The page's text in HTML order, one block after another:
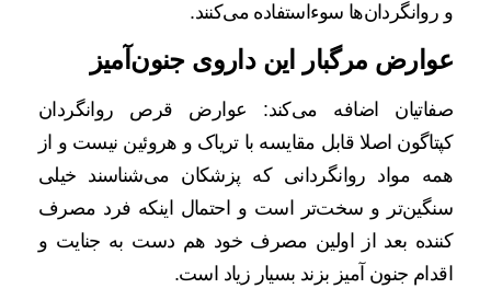
و روانگردان‌ها سوءاستفاده می‌کنند.
عوارض مرگبار این داروی جنون‌آمیز
صفاتیان اضافه می‌کند: عوارض قرص روانگردان
کپتاگون اصلا قابل مقایسه با تریاک و هروئین نیست و از
همه مواد روانگردانی که پزشکان می‌شناسند خیلی
سنگین‌تر و سخت‌تر است و احتمال اینکه فرد مصرف
کننده بعد از اولین مصرف خود هم دست به جنایت و
اقدام جنون آمیز بزند بسیار زیاد است.